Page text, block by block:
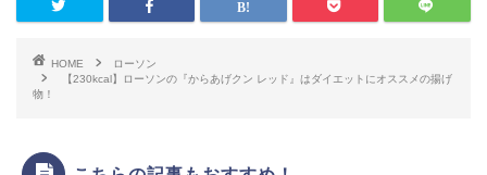
HOME
ローソン
【230kcal】ローソンの『からあげクン レッド』はダイエットにオススメの揚げ
物！